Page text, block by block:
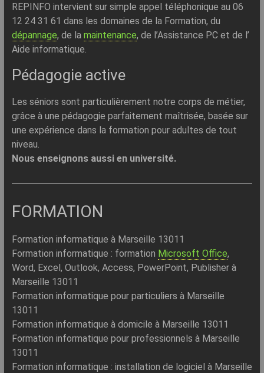
REPINFO intervient sur simple appel téléphonique au 06
12 24 31 61 dans les domaines de la Formation, du
dépannage, de la maintenance, de l’Assistance PC et de l’
Aide informatique.
Pédagogie active
Les séniors sont particulièrement notre corps de métier,
grâce à une pédagogie parfaitement maîtrisée, basée sur
une expérience dans la formation pour adultes de tout
niveau.
Nous enseignons aussi en université.
FORMATION
Formation informatique à Marseille 13011
Formation informatique : formation Microsoft Office,
Word, Excel, Outlook, Access, PowerPoint, Publisher à
Marseille 13011
Formation informatique pour particuliers à Marseille
13011
Formation informatique à domicile à Marseille 13011
Formation informatique pour professionnels à Marseille
13011
Formation informatique : installation de logiciel à Marseille